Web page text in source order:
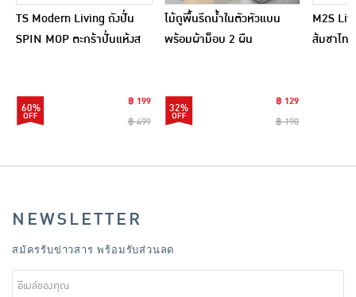
TS Modern Living ถังปั่น
SPIN MOP ตะกร้าปั่นแห้งส
60%
฿ 199
฿ 499
ไม้ถูพื้นรีดน้ำในตัวหัวแบน
พร้อมผ้าม็อบ 2 ผืน
32%
฿ 129
฿ 190
M2S
ส้มชาไท
NEWSLETTER
สมัครรับข่าวสาร พร้อมรับส่วนลด